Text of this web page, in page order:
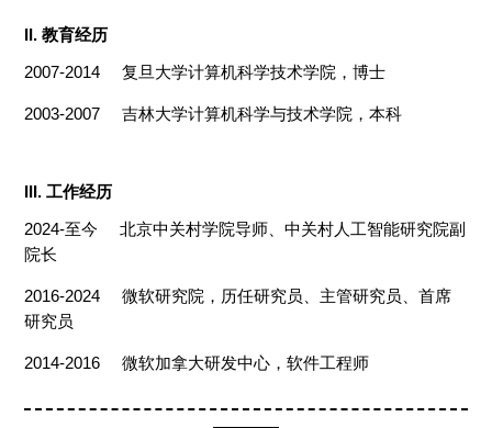
II. 教育经历
2007-2014 复旦大学计算机科学技术学院，博士
2003-2007 吉林大学计算机科学与技术学院，本科
III. 工作经历
2024-至今 北京中关村学院导师、中关村人工智能研究院副
院长
2016-2024 微软研究院，历任研究员、主管研究员、首席
研究员
2014-2016 微软加拿大研发中心，软件工程师